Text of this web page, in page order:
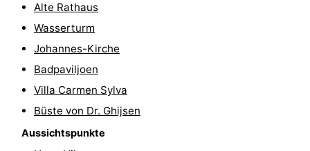
und
Veranstaltungen
Praktisch
Alte Rathaus
Wasserturm
Johannes-Kirche
Badpaviljoen
Villa Carmen Sylva
Büste von Dr. Ghijsen
Aussichtspunkte